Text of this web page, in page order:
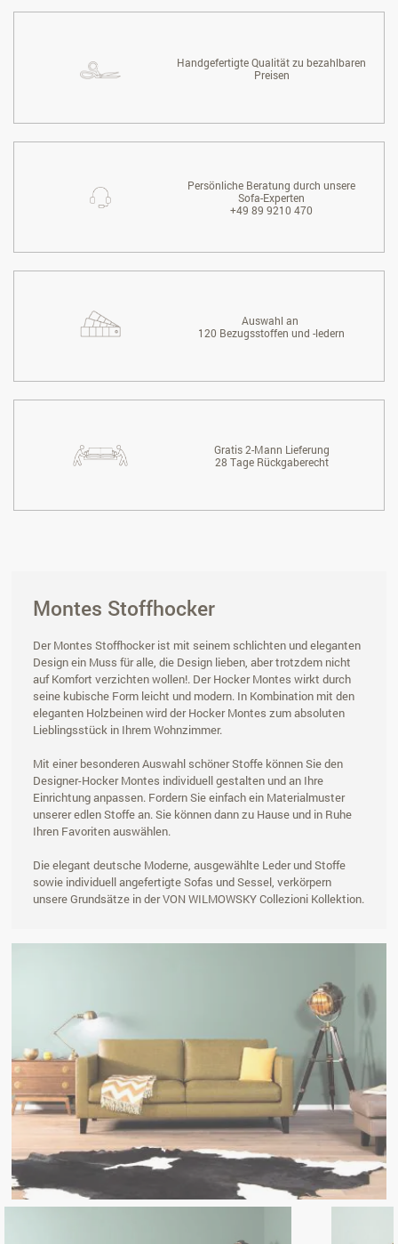
Handgefertigte Qualität zu bezahlbaren
Preisen
Persönliche Beratung durch unsere
Sofa-Experten
+49 89 9210 470
Auswahl an
120 Bezugsstoffen und -ledern
Gratis 2-Mann Lieferung
28 Tage Rückgaberecht
Montes Stoffhocker
Der Montes Stoffhocker ist mit seinem schlichten und eleganten
Design ein Muss für alle, die Design lieben, aber trotzdem nicht
auf Komfort verzichten wollen!. Der Hocker Montes wirkt durch
seine kubische Form leicht und modern. In Kombination mit den
eleganten Holzbeinen wird der Hocker Montes zum absoluten
Lieblingsstück in Ihrem Wohnzimmer.
Mit einer besonderen Auswahl schöner Stoffe können Sie den
Designer-Hocker Montes individuell gestalten und an Ihre
Einrichtung anpassen. Fordern Sie einfach ein Materialmuster
unserer edlen Stoffe an. Sie können dann zu Hause und in Ruhe
Ihren Favoriten auswählen.
Die elegant deutsche Moderne, ausgewählte Leder und Stoffe
sowie individuell angefertigte Sofas und Sessel, verkörpern
unsere Grundsätze in der VON WILMOWSKY Collezioni Kollektion.